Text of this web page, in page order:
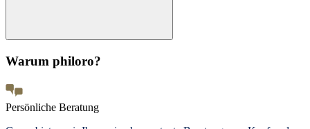
Warum philoro?
Persönliche Beratung